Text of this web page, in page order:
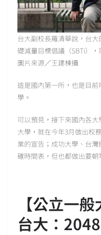
台大副校長羅清華說，台
礎減量目標倡議（SBTi），
圖片來源／王建棟攝
這是國內第一所，也是目
學。
可以預見，接下來國內各
大學，就在今年3月做出校
業的宣告；成功大學、台
確時間表，但也都做出要朝
【公立一
台大：